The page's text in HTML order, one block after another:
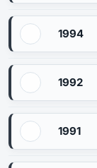
1994
1992
1991